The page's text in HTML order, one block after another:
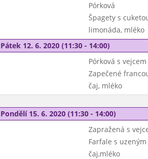
Pórková
Špagety s
limonáda, mléko
Pátek 12. 6. 2020 (11:30 - 14:00)
Pórková s vejcem
Zapečené
čaj, mléko
Pondělí 15. 6. 2020 (11:30 - 14:00)
Zapražená s
Farfale s
čaj,mléko